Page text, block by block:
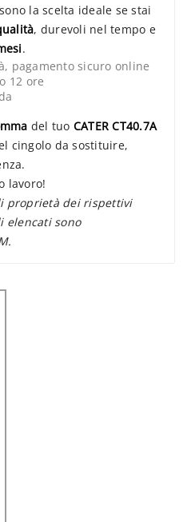
la scelta ideale se stai
, durevoli nel tempo e
.
pagamento sicuro online
12 ore
del tuo CATER CT40.7A
cingolo da sostituire,
lavoro!
proprietà dei rispettivi
elencati sono